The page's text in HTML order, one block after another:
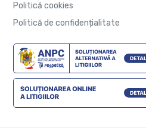
Politică cookies
Politică de confidențialitate